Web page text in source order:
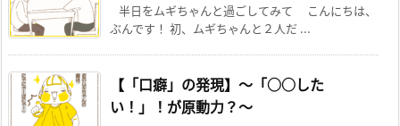
半日をムギちゃんと過ごしてみて こんにちは、
ぶんです！ 初、ムギちゃんと２人だ ...
【「口癖」の発現】～「○○した
い！」！が原動力？～